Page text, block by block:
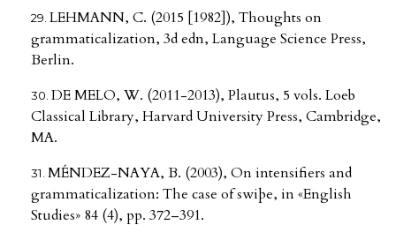
LEHMANN, C. (2015 [1982]), Thoughts on
grammaticalization, 3d edn, Language Science Press,
Berlin.
DE MELO, W. (2011-2013), Plautus, 5 vols. Loeb
Classical Library, Harvard University Press, Cambridge,
MA.
MÉNDEZ-NAYA, B. (2003), On intensifiers and
grammaticalization: The case of swiþe, in «English
Studies» 84 (4), pp. 372–391.